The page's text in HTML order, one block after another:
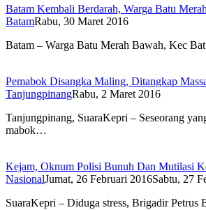
Batam Kembali Berdarah, Warga Batu
BatamRabu, 30 Maret 2016
Batam – Warga Batu Merah Bawah, Kec
Pemabok Disangka Maling, Ditangkap
TanjungpinangRabu, 2 Maret 2016
Tanjungpinang, SuaraKepri – Seseorang
mabok…
Kejam, Oknum Polisi Bunuh Dan Mutilasi
NasionalJumat, 26 Februari 2016Sabtu, 27
SuaraKepri – Diduga stress, Brigadir